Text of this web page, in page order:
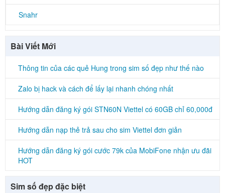
Snahr
Bài Viết Mới
Thông tin của các quẻ Hung trong sim số đẹp như thế nào
Zalo bị hack và cách để lấy lại nhanh chóng nhất
Hướng dẫn đăng ký gói STN60N Viettel có 60GB chỉ 60,000đ
Hướng dẫn nạp thẻ trả sau cho sim Viettel đơn giản
Hướng dẫn đăng ký gói cước 79k của MobiFone nhận ưu đãi
HOT
Sim số đẹp đặc biệt